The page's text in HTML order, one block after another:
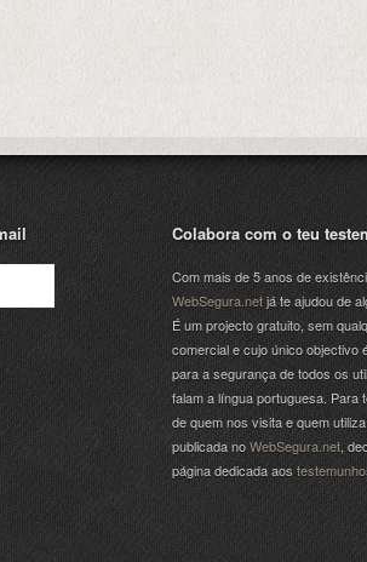
Colabora com o teu
Com mais de 5 anos de
WebSegura.netjá te ajudou de
É um projecto gratuito, sem
comercial e cujo único objectivo
para a segurança de todos os
falam a língua portuguesa. Para
de quem nos visita e quem
publicada noWebSegura.net ,
página dedicada aos